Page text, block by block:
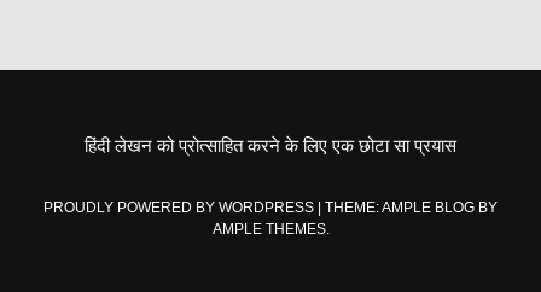
हिंदी लेखन को प्रोत्साहित करने के लिए एक छोटा सा प्रयास
PROUDLY POWERED BY WORDPRESS
THEME: AMPLE BLOG BY
AMPLE THEMES.